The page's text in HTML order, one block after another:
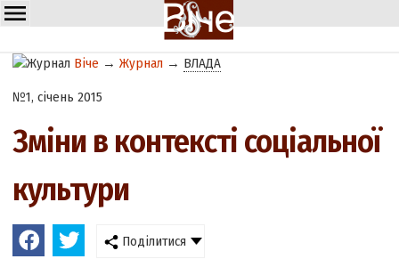
Віче →Журнал → ВЛАДА
№1, січень 2015
Зміни в контексті соціальної
культури
Поділитися